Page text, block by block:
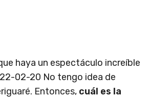
haya un espectáculo increíble
02-20 No tengo idea de
Entonces, cuál es la